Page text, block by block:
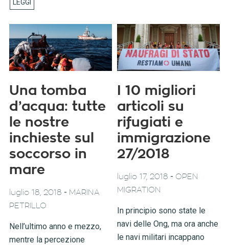
Una tomba
d’acqua: tutte
le nostre
inchieste sul
soccorso in
mare
luglio 18, 2018 - MARINA
PETRILLO
Nell’ultimo anno e mezzo,
mentre la percezione
I 10 migliori
articoli su
rifugiati e
immigrazione
27/2018
luglio 17, 2018 - OPEN
MIGRATION
In principio sono state le
navi delle Ong, ma ora anche
le navi militari incappano